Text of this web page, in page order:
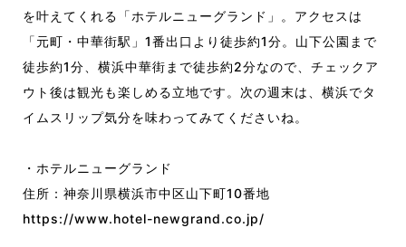
を叶えてくれる「ホテルニューグランド」。アクセスは
「元町・中華街駅」1番出口より徒歩約1分。山下公園まで
徒歩約1分、横浜中華街まで徒歩約2分なので、チェックア
ウト後は観光も楽しめる立地です。次の週末は、横浜でタ
イムスリップ気分を味わってみてくださいね。
・ホテルニューグランド
住所：神奈川県横浜市中区山下町10番地
https://www.hotel-newgrand.co.jp/